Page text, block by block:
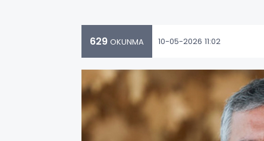
629 OKUNMA 10-05-2026 11:02